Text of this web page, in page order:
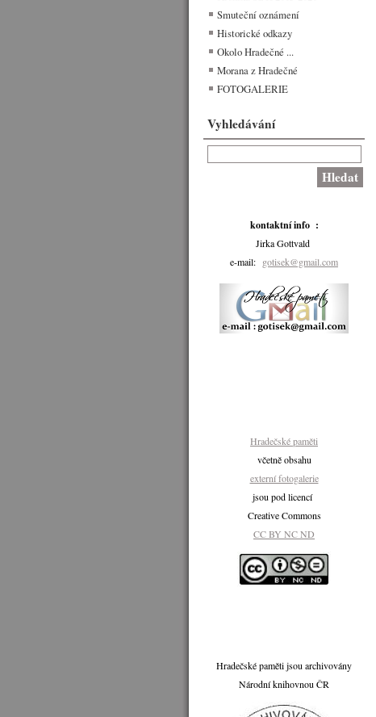
Smuteční oznámení
Historické odkazy
Okolo Hradečné ...
Morana z Hradečné
FOTOGALERIE
Vyhledávání
kontaktní info :
Jirka Gottvald
e-mail: gotisek@gmail.com
Hradečské paměti
včetně obsahu
externí fotogalerie
jsou pod licencí
Creative Commons
CC BY NC ND
Hradečské paměti jsou archivovány
Národní knihovnou ČR